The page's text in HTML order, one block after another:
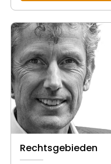
Rechtsgebieden